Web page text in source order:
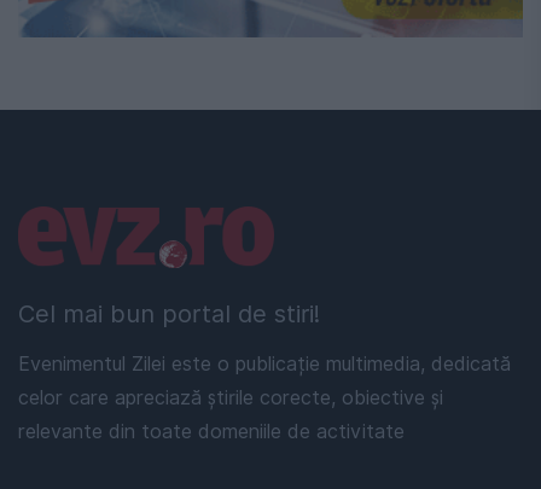
Cel mai bun portal de stiri!
Evenimentul Zilei este o publicație multimedia, dedicată
celor care apreciază știrile corecte, obiective și
relevante din toate domeniile de activitate
Linkuri utile